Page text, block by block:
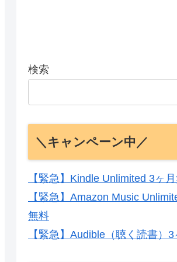
検索
＼キャンペーン中／
【緊急】Kindle Unlimited 3ヶ
【緊急】Amazon Music
無料
【緊急】Audible（聴く読書）